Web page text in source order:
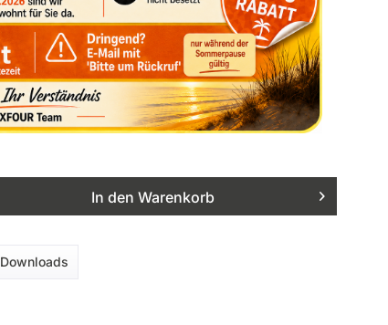
In den Warenkorb
Downloads